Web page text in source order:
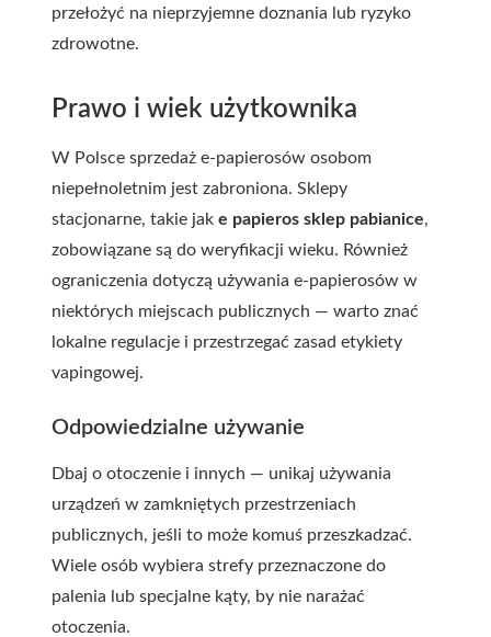
przełożyć na nieprzyjemne doznania lub ryzyko
zdrowotne.
Prawo i wiek użytkownika
W Polsce sprzedaż e-papierosów osobom
niepełnoletnim jest zabroniona. Sklepy
stacjonarne, takie jak e papieros sklep pabianice,
zobowiązane są do weryfikacji wieku. Również
ograniczenia dotyczą używania e-papierosów w
niektórych miejscach publicznych — warto znać
lokalne regulacje i przestrzegać zasad etykiety
vapingowej.
Odpowiedzialne używanie
Dbaj o otoczenie i innych — unikaj używania
urządzeń w zamkniętych przestrzeniach
publicznych, jeśli to może komuś przeszkadzać.
Wiele osób wybiera strefy przeznaczone do
palenia lub specjalne kąty, by nie narażać
otoczenia.